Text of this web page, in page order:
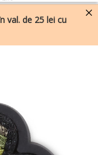
val. de 25 lei cu